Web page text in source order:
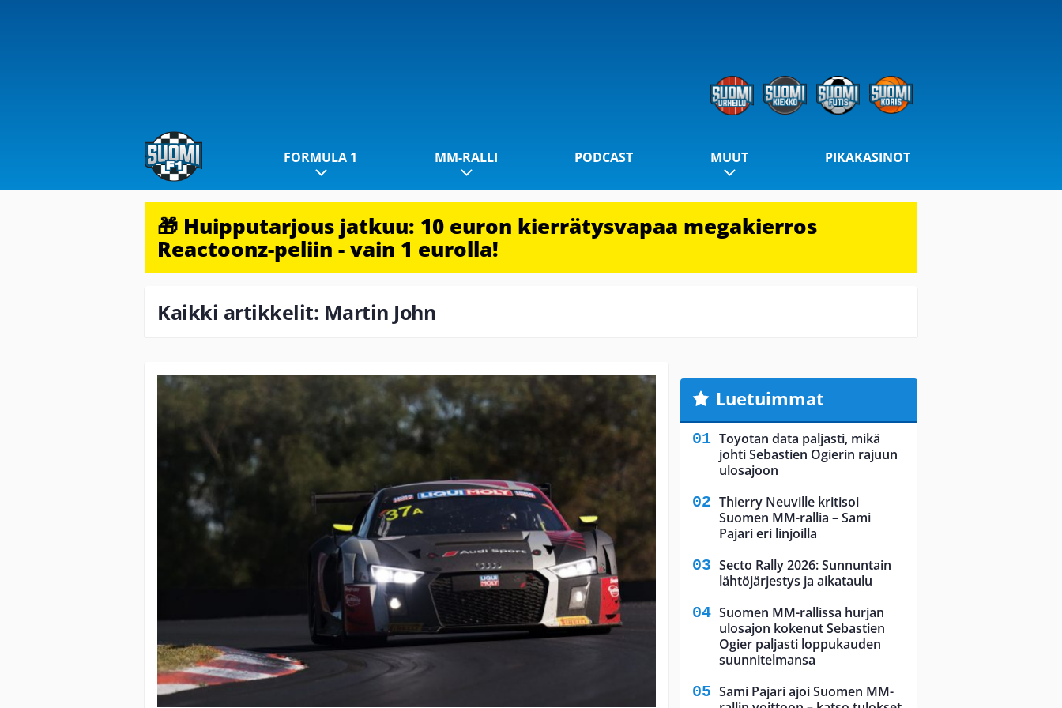
FORMULA 1 MM-RALLI PODCAST MUUT PIKAKASINOT
🎁 Huipputarjous jatkuu: 10 euron kierrätysvapaa megakierros
Reactoonz-peliin - vain 1 eurolla!
Kaikki artikkelit: Martin John
Luetuimmat
Toyotan data paljasti, mikä
johti Sebastien Ogierin rajuun
ulosajoon
Thierry Neuville kritisoi
Suomen MM-rallia – Sami
Pajari eri linjoilla
Secto Rally 2026: Sunnuntain
lähtöjärjestys ja aikataulu
Suomen MM-rallissa hurjan
ulosajon kokenut Sebastien
Ogier paljasti loppukauden
suunnitelmansa
Sami Pajari ajoi Suomen MM-